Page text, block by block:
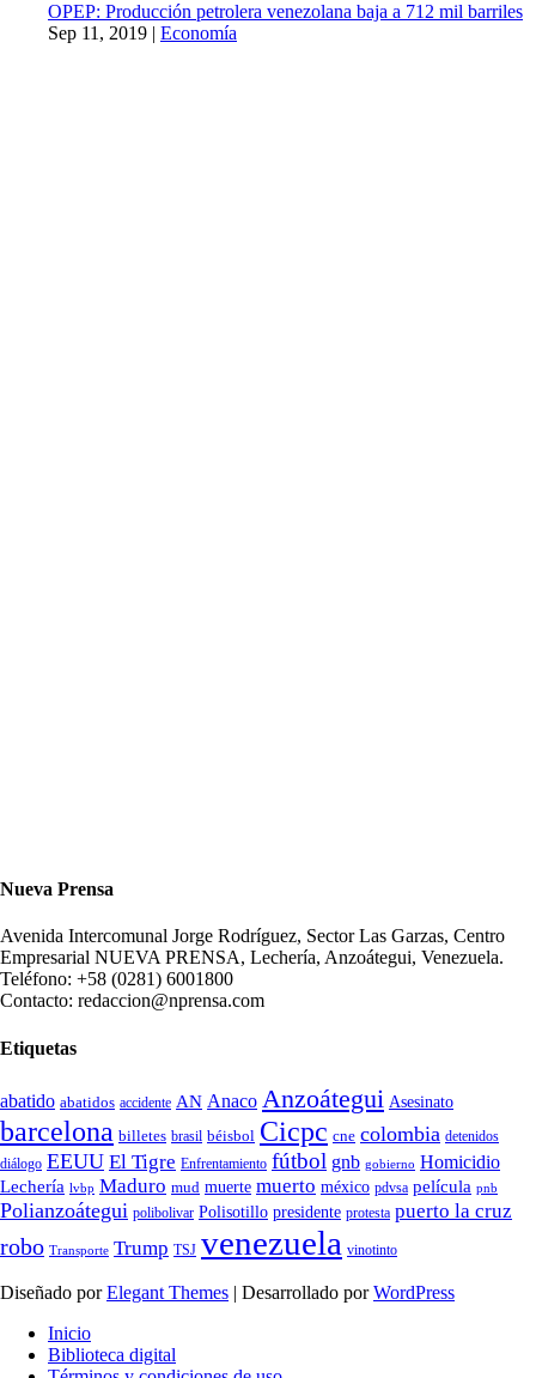
OPEP: Producción petrolera venezolana baja a 712 mil barriles
Sep 11, 2019 | Economía
Nueva Prensa
Avenida Intercomunal Jorge Rodríguez, Sector Las Garzas, Centro
Empresarial NUEVA PRENSA, Lechería, Anzoátegui, Venezuela.
Teléfono: +58 (0281) 6001800
Contacto: redaccion@nprensa.com
Etiquetas
abatido abatidos accidente AN Anaco Anzoátegui Asesinato
barcelona billetes brasil béisbol Cicpc cne colombia detenidos
diálogo EEUU El Tigre Enfrentamiento fútbol gnb gobierno Homicidio
Lechería lvbp Maduro mud muerte muerto méxico pdvsa película pnb
Polianzoátegui polibolivar Polisotillo presidente protesta puerto la cruz
robo Transporte Trump TSJ venezuela vinotinto
Diseñado porElegant Themes | Desarrollado porWordPress
Inicio
Biblioteca digital